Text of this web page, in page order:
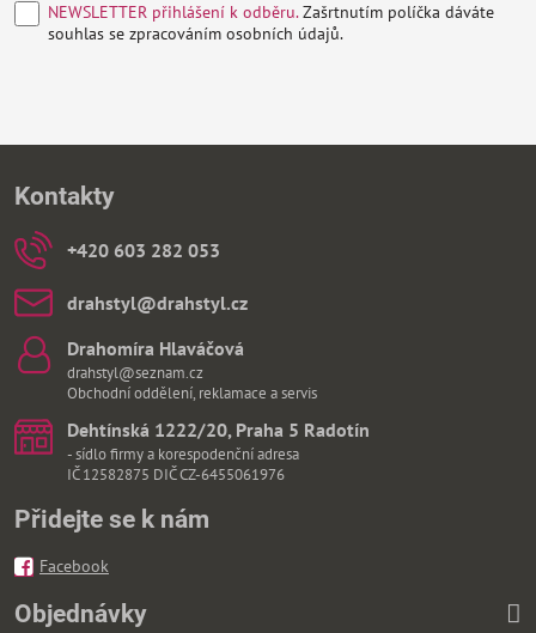
NEWSLETTER přihlášení k odběru.Zašrtnutím políčka dáváte
souhlas se zpracováním osobních údajů.
Kontakty
+420 603 282 053
drahstyl​@drahstyl​.cz
Drahomíra Hlaváčová
drahstyl@seznam.cz
Obchodní oddělení, reklamace a servis
Dehtínská 1222/20, Praha 5 Radotín
- sídlo firmy a korespodenční adresa
IČ 12582875 DIČ CZ-6455061976
Přidejte se k nám
Facebook
Objednávky